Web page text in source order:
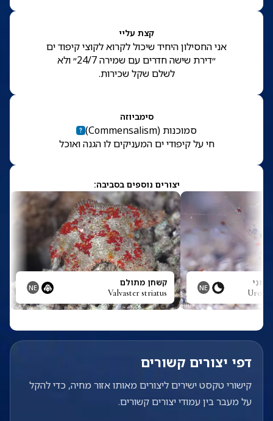
קצת עליי
אני החסילון היחיד שיכול לקרוא לקוצי קיפוד ים
״דירת שישה חדרים עם שמירה 24/7״ ולא
לשלם שקל שכירות.
סימביוזה
סמוכנות (
Commensalism
)
חי על קיפודי ים המעניקים לו הגנה ואוכל
יצורים נוספים בסביבה:
NE קשחן מתולם
Valvaster striatus
NE
דפי יצורים קשורים
קישורי טקסט ישירים ליצורים מאותו אזור מחיה, כדי להקל
על מעבר בין עמודי יצורים קשורים.